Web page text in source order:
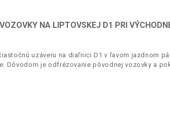
NA LIPTOVSKEJ D1 PRI
uzáveru na diaľnici D1 v ľavom jazdnom
Dôvodom je odfrézovanie pôvodnej vozovky a